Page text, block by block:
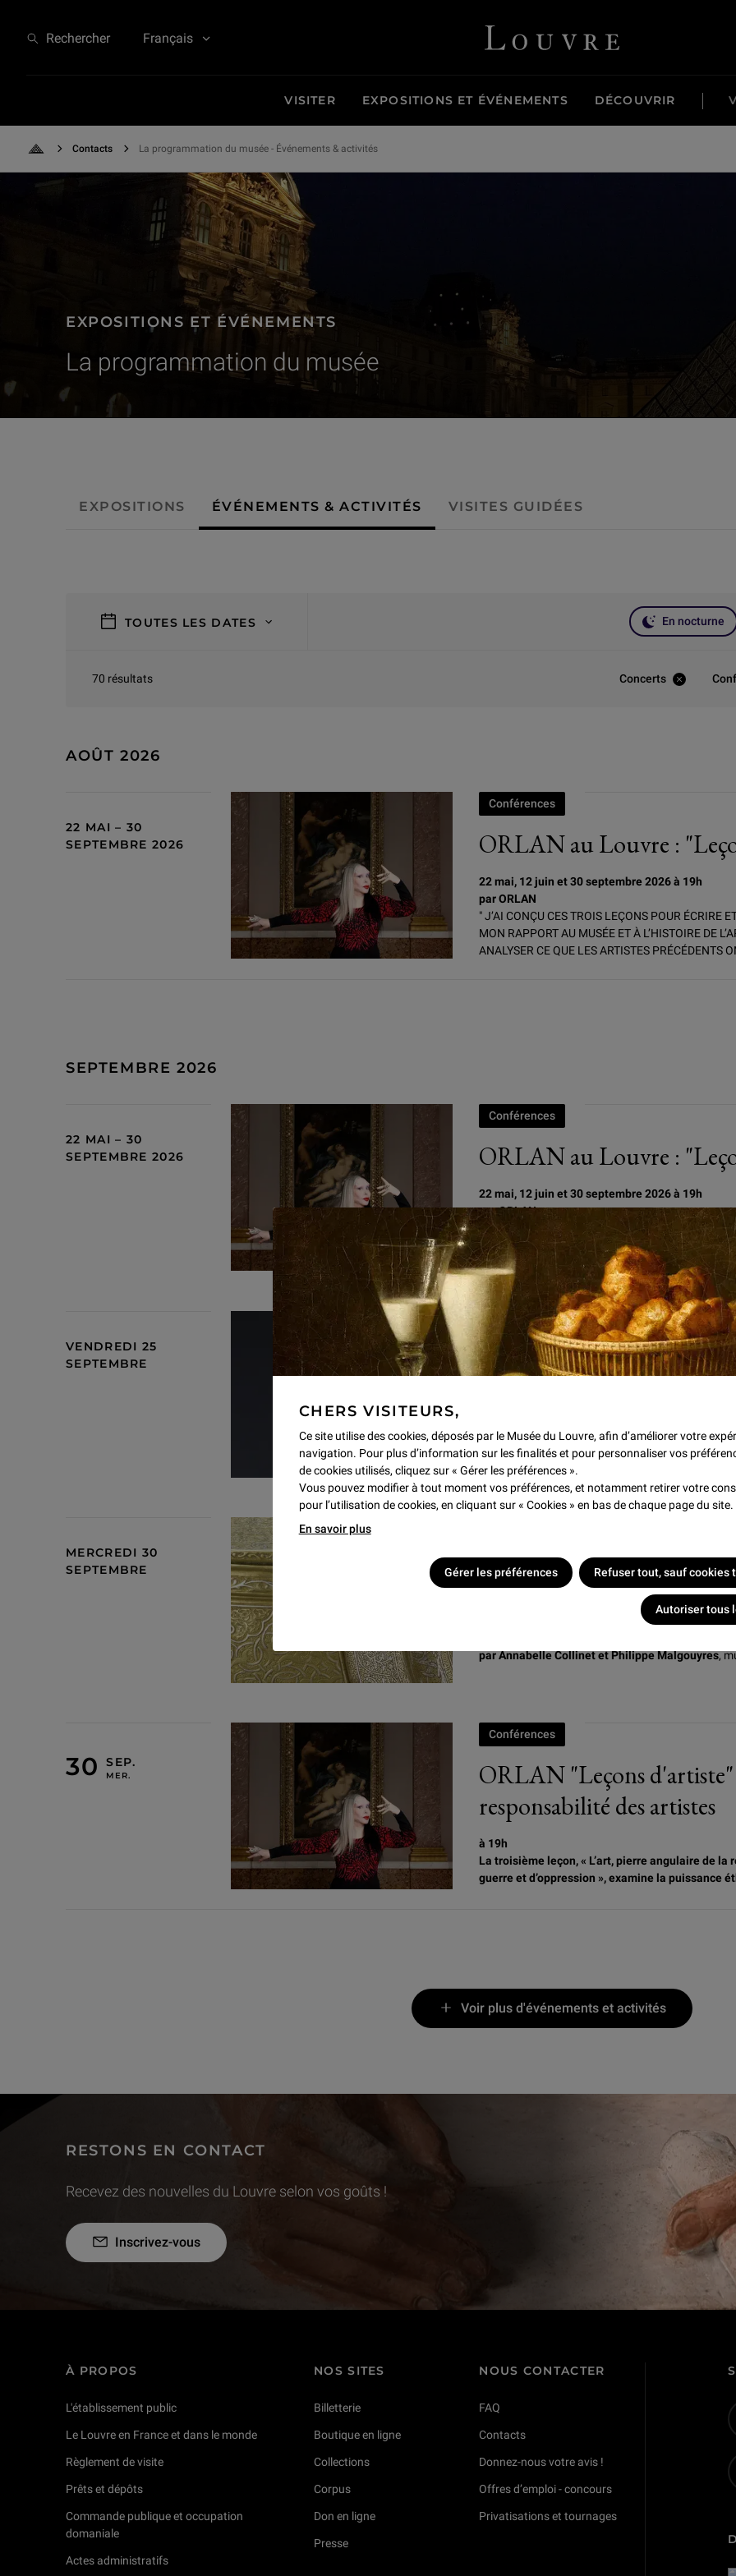
CHERS VISITEURS,
Ce site utilise des cookies, déposés par le Musée du Louvre, afin d’améliorer votre
navigation. Pour plus d’information sur les finalités et pour personnaliser vos
de cookies utilisés, cliquez sur « Gérer les préférences ».
Vous pouvez modifier à tout moment vos préférences, et notamment retirer votre
pour l’utilisation de cookies, en cliquant sur « Cookies » en bas de chaque page du site.
En savoir plus
Gérer les préférences Refuser tout, sauf cookies
Autoriser tous
Rechercher Français Louvre - Retour à l'accueil
VISITER EXPOSITIONS ET ÉVÉNEMENTS DÉCOUVRIR
Retour à l'accueil
Contacts La programmation du musée - Événements & activités
EXPOSITIONS ET ÉVÉNEMENTS
La programmation du musée
- Événements & activités
EXPOSITIONS ÉVÉNEMENTS & ACTIVITÉS VISITES GUIDÉES
TOUTES LES DATES En nocturne
70 résultats Concerts
AOÛT 2026
22 MAI – 30
SEPTEMBRE 2026
ORLAN au Louvre :
Conférences
22 mai, 12 juin et 30 septembre 2026 à 19h
par ORLAN
" J’AI CONÇU CES TROIS LEÇONS POUR ÉCRIRE
MON RAPPORT AU MUSÉE ET À L’HISTOIRE DE
ANALYSER CE QUE LES ARTISTES PRÉCÉDENTS
SEPTEMBRE 2026
22 MAI – 30
SEPTEMBRE 2026
ORLAN au Louvre :
Conférences
22 mai, 12 juin et 30 septembre 2026 à 19h
par ORLAN
" J’AI CONÇU CES TROIS LEÇONS POUR ÉCRIRE
MON RAPPORT AU MUSÉE ET À L’HISTOIRE DE
ANALYSER CE QUE LES ARTISTES PRÉCÉDENTS
VENDREDI 25
SEPTEMBRE
Aïn Ghazal (Jordanie)
Conférences
MERCREDI 30
SEPTEMBRE
"Affinités". Les Merveilles
l’Islam aux Objets d’art
par Annabelle Collinet et Philippe Malgouyres,
ORLAN "Leçons
responsabilité des artistes
Conférences
à 19h
La troisième leçon, « L’art, pierre angulaire de la
guerre et d’oppression », examine la puissance
Voir plus d'événements et activités
RESTONS EN CONTACT
Recevez des nouvelles du Louvre selon vos goûts !
Inscrivez-vous
À PROPOS
L'établissement public
Le Louvre en France et dans le monde
Règlement de visite
Prêts et dépôts
Commande publique et occupation
domaniale
Actes administratifs
NOS SITES
Billetterie
Boutique en ligne
Collections
Corpus
Don en ligne
Presse
NOUS CONTACTER
FAQ
Contacts
Donnez-nous votre avis !
Offres d’emploi - concours
Privatisations et tournages